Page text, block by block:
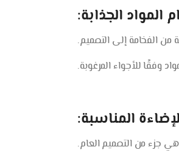
المواد الجذابة:
الفخامة إلى التصميم.
وفقًا للأجواء المرغوبة.
المناسبة:
جزء من التصميم العام.